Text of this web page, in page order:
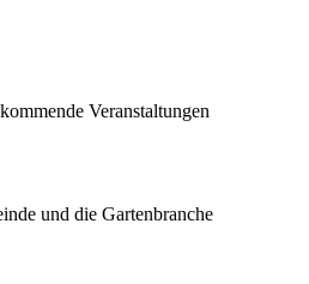
Veranstaltungen
und die Gartenbranche